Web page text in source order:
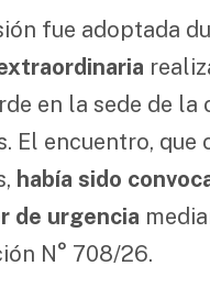
fue adoptada
en la sede de la
El encuentro, que
había sido
de urgencia
N° 708/26.